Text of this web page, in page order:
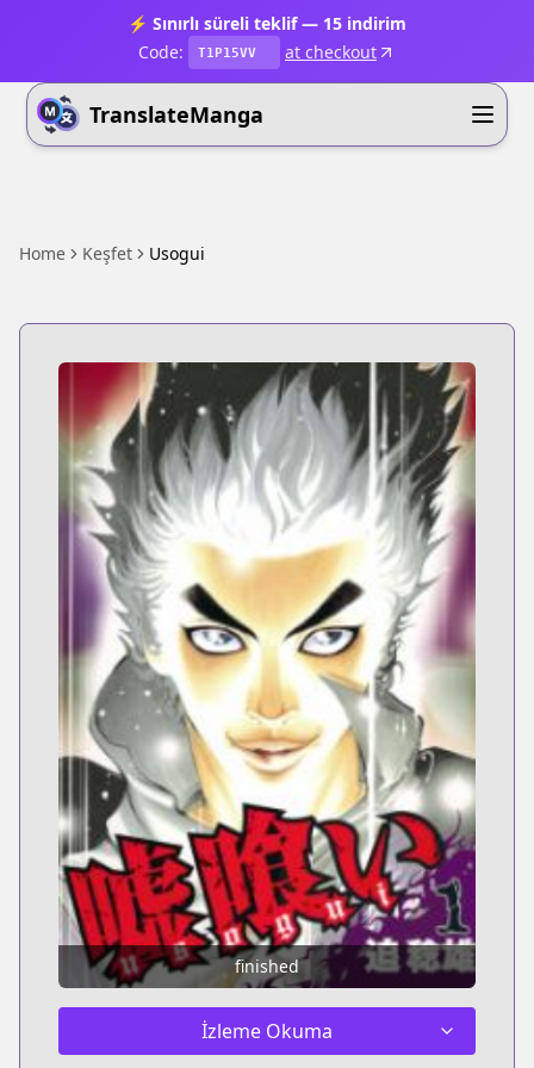
⚡ Sınırlı süreli teklif — 15 indirim
Code:
T1P15VV at checkout
TranslateManga
Home Keşfet Usogui
finished
İzleme Okuma